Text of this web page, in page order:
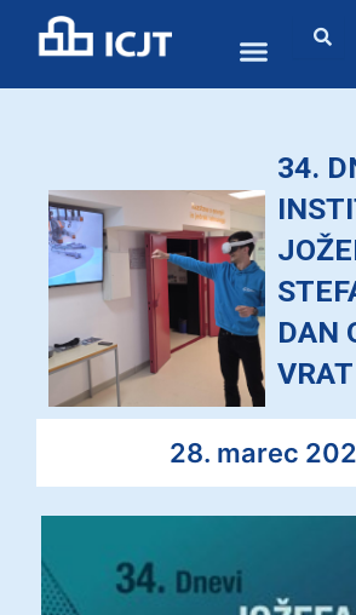
34.
DAN
VRAT
28. marec